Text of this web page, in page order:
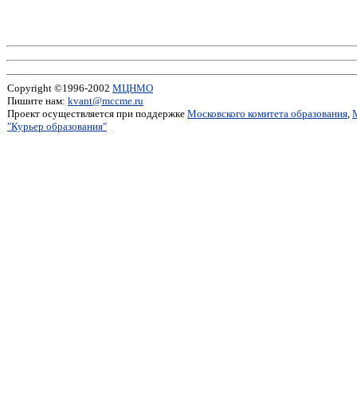
Copyright ©1996-2002 МЦНМО
Пишите нам: kvant@mccme.ru
Проект осуществляется при поддержке Московского комитета образования,
"Курьер образования"